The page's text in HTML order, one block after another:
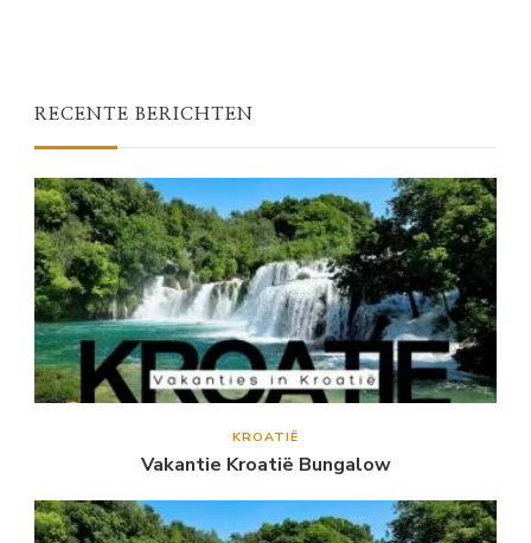
RECENTE BERICHTEN
KROATIË
Vakantie Kroatië Bungalow